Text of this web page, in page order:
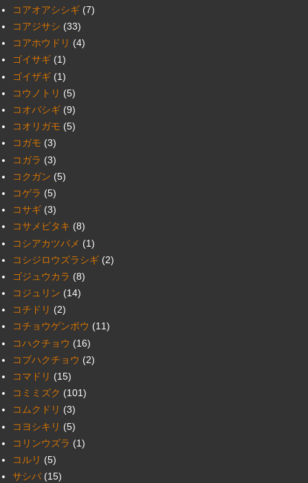
コアオアシシギ (7)
コアジサシ (33)
コアホウドリ (4)
ゴイサギ (1)
ゴイザギ (1)
コウノトリ (5)
コオバシギ (9)
コオリガモ (5)
コガモ (3)
コガラ (3)
コクガン (5)
コゲラ (5)
コサギ (3)
コサメビタキ (8)
コシアカツバメ (1)
コシジロウズラシギ (2)
ゴジュウカラ (8)
コジュリン (14)
コチドリ (2)
コチョウゲンボウ (11)
コハクチョウ (16)
コブハクチョウ (2)
コマドリ (15)
コミミズク (101)
コムクドリ (3)
コヨシキリ (5)
コリンウズラ (1)
コルリ (5)
サシバ (15)